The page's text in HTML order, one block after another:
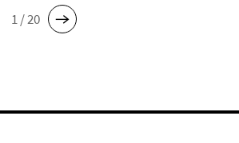
1 / 20